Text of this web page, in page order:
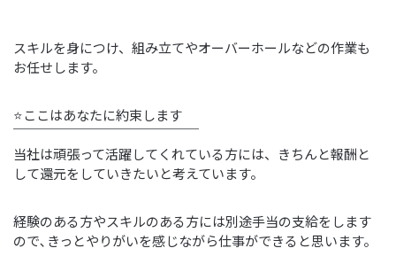
スキルを身につけ、組み立てやオーバーホールなどの作業も
お任せします。
⭐ここはあなたに約束します
￣￣￣￣￣￣￣￣￣￣￣￣￣￣
当社は頑張って活躍してくれている方には、きちんと報酬と
して還元をしていきたいと考えています。
経験のある方やスキルのある方には別途手当の支給をします
ので､きっとやりがいを感じながら仕事ができると思います。